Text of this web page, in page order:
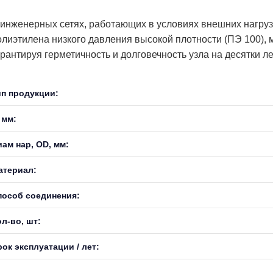
сетях, работающих в условиях внешних
низкого давления высокой плотности (ПЭ
герметичность и долговечность узла на десятки
продукции:
мм:
нар, OD, мм:
соединения:
во, шт:
эксплуатации / лет: